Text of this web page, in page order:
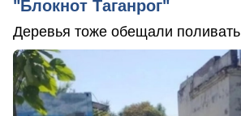
"Блокнот Таганрог"
Деревья тоже обещали поливать